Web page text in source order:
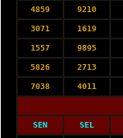
4859 9210
3071 1619
1557 9895
5826 2713
7038 4011
SEN SEL